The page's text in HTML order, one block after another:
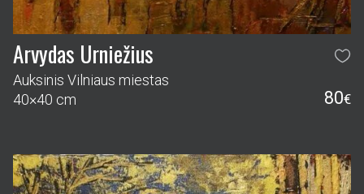
Arvydas Urniežius
Auksinis Vilniaus miestas
40×40 cm
80€